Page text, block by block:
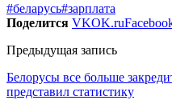
#беларусь#зарплата
Поделится VKOK.ru
Предыдущая запись
Белорусы все больше
представил статистику